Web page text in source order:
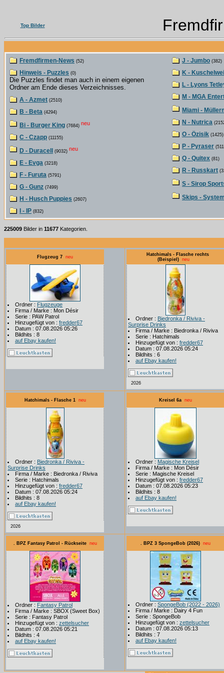
Top Bilder
Fremdfirmen-News (52)
Hinweis - Puzzles (0)
Die Puzzles findet man auch in einem eigenen
Ordner am Ende dieses Verzeichnisses.
A - Azmet (2510)
B - Beta (4294)
Bi - Burger King (7684) neu
C - Czapp (11155)
D - Duracell (9032) neu
E - Evga (3218)
F - Furuta (5791)
G - Gunz (7499)
H - Husch Puppies (2607)
I - IP (832)
J - Jumbo (382)
K -
L - Lyons
M - MGA
Miami -
N - Nutrica
O - Özisik (1425)
P - Pyraser
Q - Quitex (81)
R - Russkart
S - Sirop
Skips -
225009 Bilder in 11677 Kategorien.
Flugzeug 7 neu
Ordner : Flugzeuge
Firma / Marke : Mon Désir
Serie : PAW Patrol
Hinzugefügt von : fredder67
Datum : 07.08.2026 05:26
Bildhits : 8
auf Ebay kaufen!
Hatchimals - Flasche rechts
(Beispiel)
neu
Ordner : Biedronka / Riviva -
Surprise Drinks
Firma / Marke : Biedronka / Riviva
Serie : Hatchimals
Hinzugefügt von : fredder67
Datum : 07.08.2026 05:24
Bildhits : 6
auf Ebay kaufen!
2026
Hatchimals - Flasche 1 neu
Ordner : Biedronka / Riviva -
Surprise Drinks
Firma / Marke : Biedronka / Riviva
Serie : Hatchimals
Hinzugefügt von : fredder67
Datum : 07.08.2026 05:24
Bildhits : 8
auf Ebay kaufen!
2026
Kreisel 6a neu
Ordner : Magische Kreisel
Firma / Marke : Mon Désir
Serie : Magische Kreisel
Hinzugefügt von : fredder67
Datum : 07.08.2026 05:23
Bildhits : 8
auf Ebay kaufen!
. BPZ Fantasy Patrol - Rückseite neu
Ordner : Fantasy Patrol
Firma / Marke : SBOX (Sweet Box)
Serie : Fantasy Patrol
Hinzugefügt von : zettelsucher
Datum : 07.08.2026 05:21
Bildhits : 4
auf Ebay kaufen!
. BPZ 3 SpongeBob (2026) neu
Ordner : SpongeBob (2022 - 2026)
Firma / Marke : Dairy 4 Fun
Serie : SpongeBob
Hinzugefügt von : zettelsucher
Datum : 07.08.2026 05:13
Bildhits : 7
auf Ebay kaufen!